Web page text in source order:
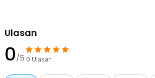
Ulasan
0/5 0 Ulasan